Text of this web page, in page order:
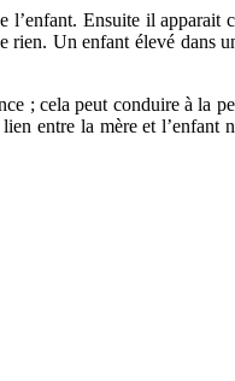
Ensuite il
Un enfant élevé dans
; cela peut conduire à
entre la mère et